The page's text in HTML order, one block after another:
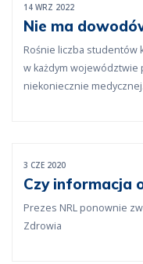
14 WRZ 2022
Nie ma
Rośnie liczba studentów
w każdym województwie
niekoniecznie
3 CZE 2020
Czy informacja
Prezes NRL ponownie
Zdrowia